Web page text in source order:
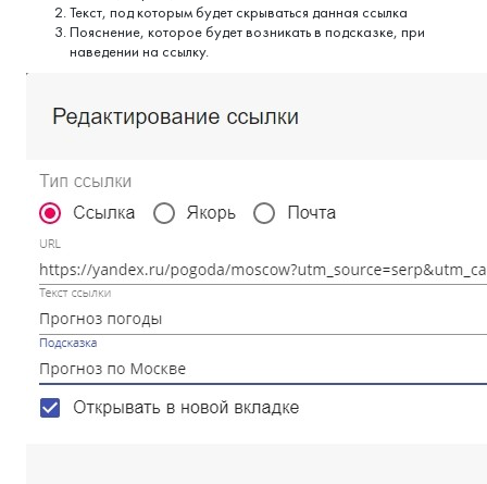
Текст, под которым будет скрываться данная ссылка
Пояснение, которое будет возникать в подсказке, при
наведении на ссылку.